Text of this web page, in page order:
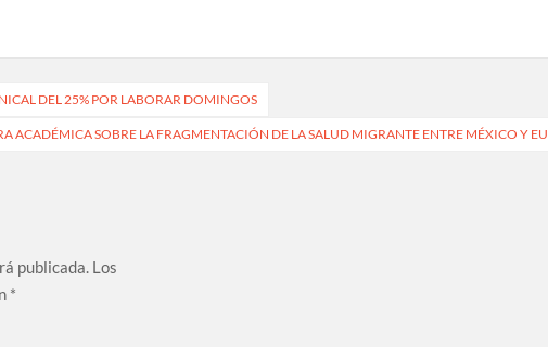
DEL 25% POR LABORAR DOMINGOS
ACADÉMICA SOBRE LA FRAGMENTACIÓN DE LA SALUD MIGRANTE ENTRE MÉXICO Y EU
publicada. Los
*